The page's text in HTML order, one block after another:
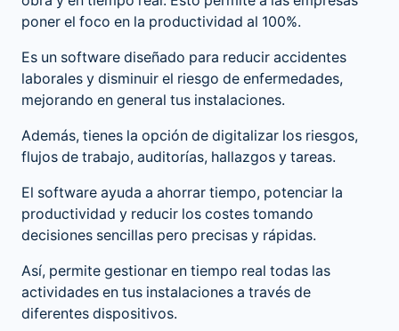
poner el foco en la productividad al 100%.
Es un software diseñado para reducir accidentes
laborales y disminuir el riesgo de enfermedades,
mejorando en general tus instalaciones.
Además, tienes la opción de digitalizar los riesgos,
flujos de trabajo, auditorías, hallazgos y tareas.
El software ayuda a ahorrar tiempo, potenciar la
productividad y reducir los costes tomando
decisiones sencillas pero precisas y rápidas.
Así, permite gestionar en tiempo real todas las
actividades en tus instalaciones a través de
diferentes dispositivos.